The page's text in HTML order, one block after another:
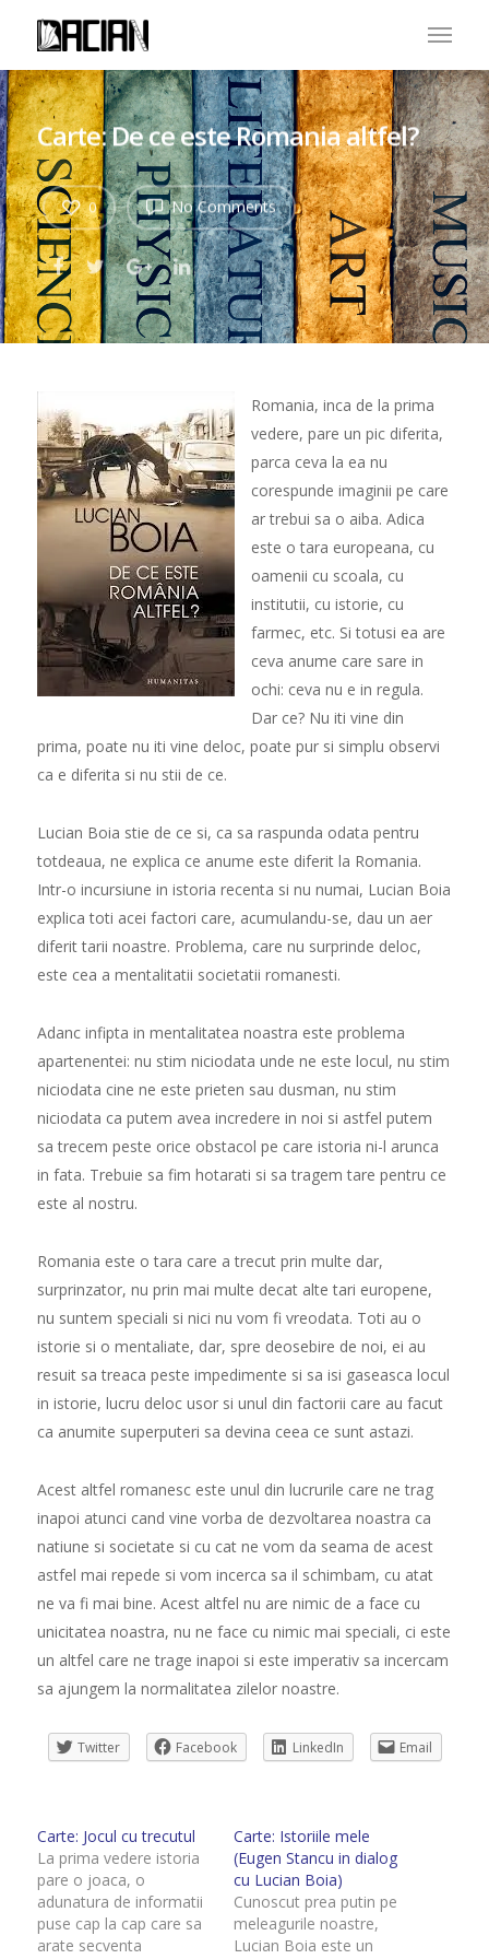
Carte: De ce este Romania altfel?
No Comments
0
Romania, inca de la prima
vedere, pare un pic diferita,
parca ceva la ea nu
corespunde imaginii pe care
ar trebui sa o aiba. Adica
este o tara europeana, cu
oamenii cu scoala, cu
institutii, cu istorie, cu
farmec, etc. Si totusi ea are
ceva anume care sare in
ochi: ceva nu e in regula.
Dar ce? Nu iti vine din
prima, poate nu iti vine deloc, poate pur si simplu observi
ca e diferita si nu stii de ce.
Lucian Boia stie de ce si, ca sa raspunda odata pentru
totdeaua, ne explica ce anume este diferit la Romania.
Intr-o incursiune in istoria recenta si nu numai, Lucian Boia
explica toti acei factori care, acumulandu-se, dau un aer
diferit tarii noastre. Problema, care nu surprinde deloc,
este cea a mentalitatii societatii romanesti.
Adanc infipta in mentalitatea noastra este problema
apartenentei: nu stim niciodata unde ne este locul, nu stim
niciodata cine ne este prieten sau dusman, nu stim
niciodata ca putem avea incredere in noi si astfel putem
sa trecem peste orice obstacol pe care istoria ni-l arunca
in fata. Trebuie sa fim hotarati si sa tragem tare pentru ce
este al nostru.
Romania este o tara care a trecut prin multe dar,
surprinzator, nu prin mai multe decat alte tari europene,
nu suntem speciali si nici nu vom fi vreodata. Toti au o
istorie si o mentaliate, dar, spre deosebire de noi, ei au
resuit sa treaca peste impedimente si sa isi gaseasca locul
in istorie, lucru deloc usor si unul din factorii care au facut
ca anumite superputeri sa devina ceea ce sunt astazi.
Acest altfel romanesc este unul din lucrurile care ne trag
inapoi atunci cand vine vorba de dezvoltarea noastra ca
natiune si societate si cu cat ne vom da seama de acest
astfel mai repede si vom incerca sa il schimbam, cu atat
ne va fi mai bine. Acest altfel nu are nimic de a face cu
unicitatea noastra, nu ne face cu nimic mai speciali, ci este
un altfel care ne trage inapoi si este imperativ sa incercam
sa ajungem la normalitatea zilelor noastre.
Twitter Facebook LinkedIn Email
Carte: Jocul cu trecutul
La prima vedere istoria
pare o joaca, o
adunatura de informatii
puse cap la cap care sa
arate secventa
Carte: Istoriile mele
(Eugen Stancu in dialog
cu Lucian Boia)
Cunoscut prea putin pe
meleagurile noastre,
Lucian Boia este un